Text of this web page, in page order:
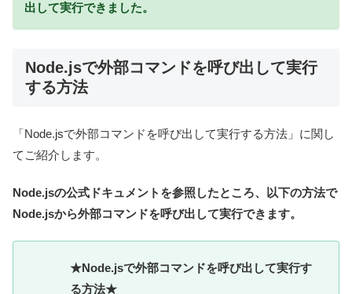
出して実行できました。
Node.jsで外部コマンドを呼び出して実行
する方法
「Node.jsで外部コマンドを呼び出して実行する方法」に関し
てご紹介します。
Node.jsの公式ドキュメントを参照したところ、以下の方法で
Node.jsから外部コマンドを呼び出して実行できます。
★Node.jsで外部コマンドを呼び出して実行す
る方法★